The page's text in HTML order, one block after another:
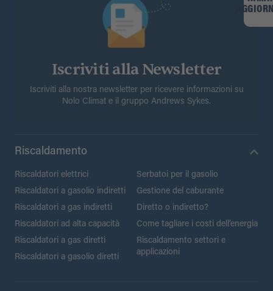
Iscriviti alla Newsletter
Iscriviti alla nostra newsletter per ricevere informazioni su
Nolo Climat e il gruppo Andrews Sykes.
Riscaldamento
Riscaldatori elettrici
Riscaldatori a gasolio indiretti
Riscaldatori a gas indiretti
Riscaldatori ad alta capacità
Riscaldatori a gas diretti
Riscaldatori a gasolio diretti
Serbatoi per il gasolio
Gestione del caburante
Diretto o indiretto?
Come tagliare i costi dell’energia
Riscaldamento settori e
applicazioni